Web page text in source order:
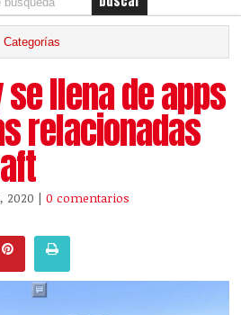
se llena de apps
relacionadas
2020 |0 comentarios